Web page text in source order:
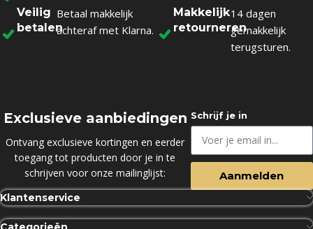
Veilig
betalen
Betaal makkelijk
achteraf met Klarna.
Makkelijk
retourneren
14 dagen
gemakkelijk
terugsturen.
Exclusieve aanbiedingen
Ontvang exclusieve kortingen en eerder
toegang tot producten door je in te
schrijven voor onze mailinglijst:
Schrijf je in
Aanmelden
Klantenservice